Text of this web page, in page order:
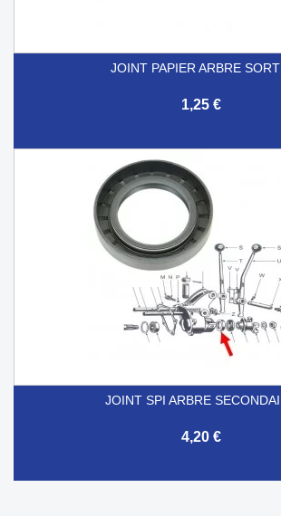
JOINT PAPIER ARBRE
1,25 €
JOINT SPI ARBRE
4,20 €